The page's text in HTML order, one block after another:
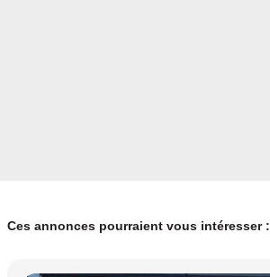
Ces annonces pourraient vous intéresser :